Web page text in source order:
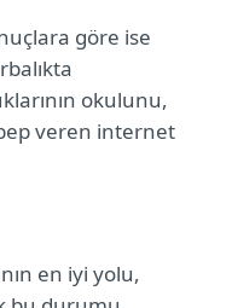
göre ise
okulunu,
veren internet
en iyi yolu,